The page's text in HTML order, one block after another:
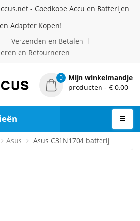
- Goedkope Accu en Batterijen
en Adapter Kopen!
Verzenden en Betalen
en Retourneren
0
Mijn winkelmandje
producten - € 0.00
Asus Asus C31N1704 batterij